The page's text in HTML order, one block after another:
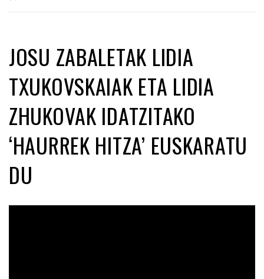
JOSU ZABALETAK LIDIA
TXUKOVSKAIAK ETA LIDIA
ZHUKOVAK IDATZITAKO
‘HAURREK HITZA’ EUSKARATU
DU